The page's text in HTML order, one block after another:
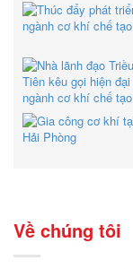
Về chúng tôi